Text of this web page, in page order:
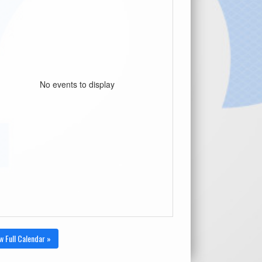
No events to display
Full Calendar »